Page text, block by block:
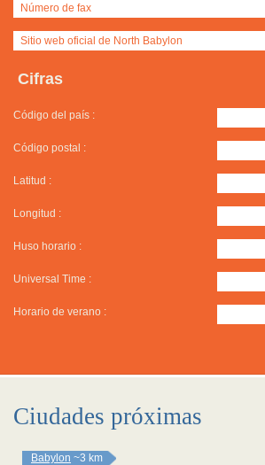
Número de fax
Sitio web oficial de North Babylon
Cifras
Código del país :
Código postal :
Latitud :
Longitud :
Huso horario :
Universal Time :
Horario de verano :
Ciudades próximas
Babylon ~3 km